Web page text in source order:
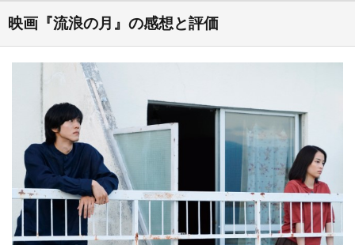
映画『流浪の月』の感想と評価